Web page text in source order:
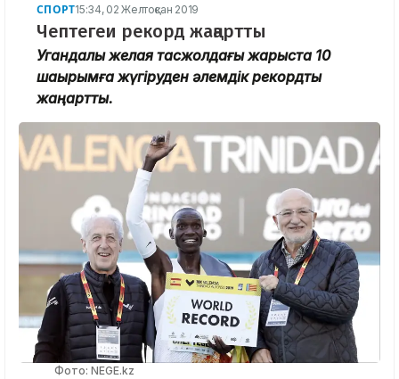
СПОРТ15:34, 02 Желтоқсан 2019
Чептегеи рекорд жаңартты
Угандалық желаяқ тасжолдағы жарыста 10
шақырымға жүгіруден әлемдік рекордты
жаңартты.
Фото: NEGE.kz